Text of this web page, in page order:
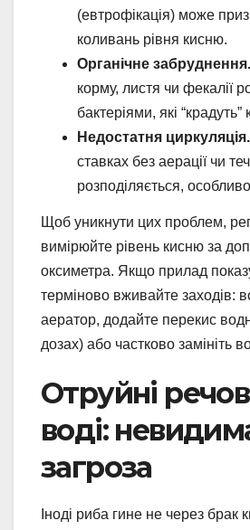
(евтрофікація) може
коливань рівня кисню.
Органічне забруднення.
корму, листя чи фекалії
бактеріями, які “крадуть”
Недостатня циркуляція.
ставках без аерації чи
розподіляється,
Щоб уникнути цих проблем,
вимірюйте рівень кисню за
оксиметра. Якщо прилад
терміново вживайте заходів:
аератор, додайте перекис
дозах) або частково замініть
Отруйні
воді:
загроза
Іноді риба гине не через брак